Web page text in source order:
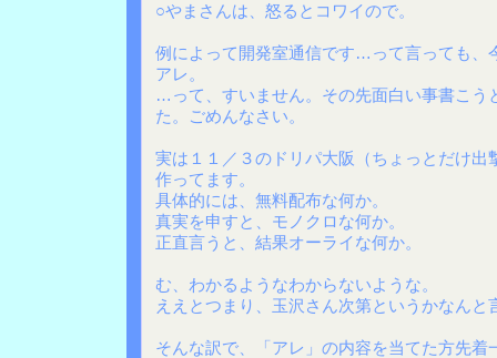
○やまさんは、怒るとコワイので。
例によって開発室通信です…って言っても、
アレ。
…って、すいません。その先面白い事書こう
た。ごめんなさい。
実は１１／３のドリパ大阪（ちょっとだけ出
作ってます。
具体的には、無料配布な何か。
真実を申すと、モノクロな何か。
正直言うと、結果オーライな何か。
む、わかるようなわからないような。
ええとつまり、玉沢さん次第というかなん
そんな訳で、「アレ」の内容を当てた方先着